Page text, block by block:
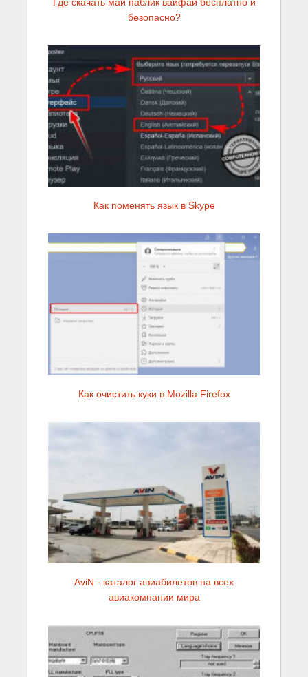
безопасно?
Как поменять язык в Skype
Как очистить куки в Mozilla Firefox
AviN - каталог авиабилетов на всех
авиакомпании мира